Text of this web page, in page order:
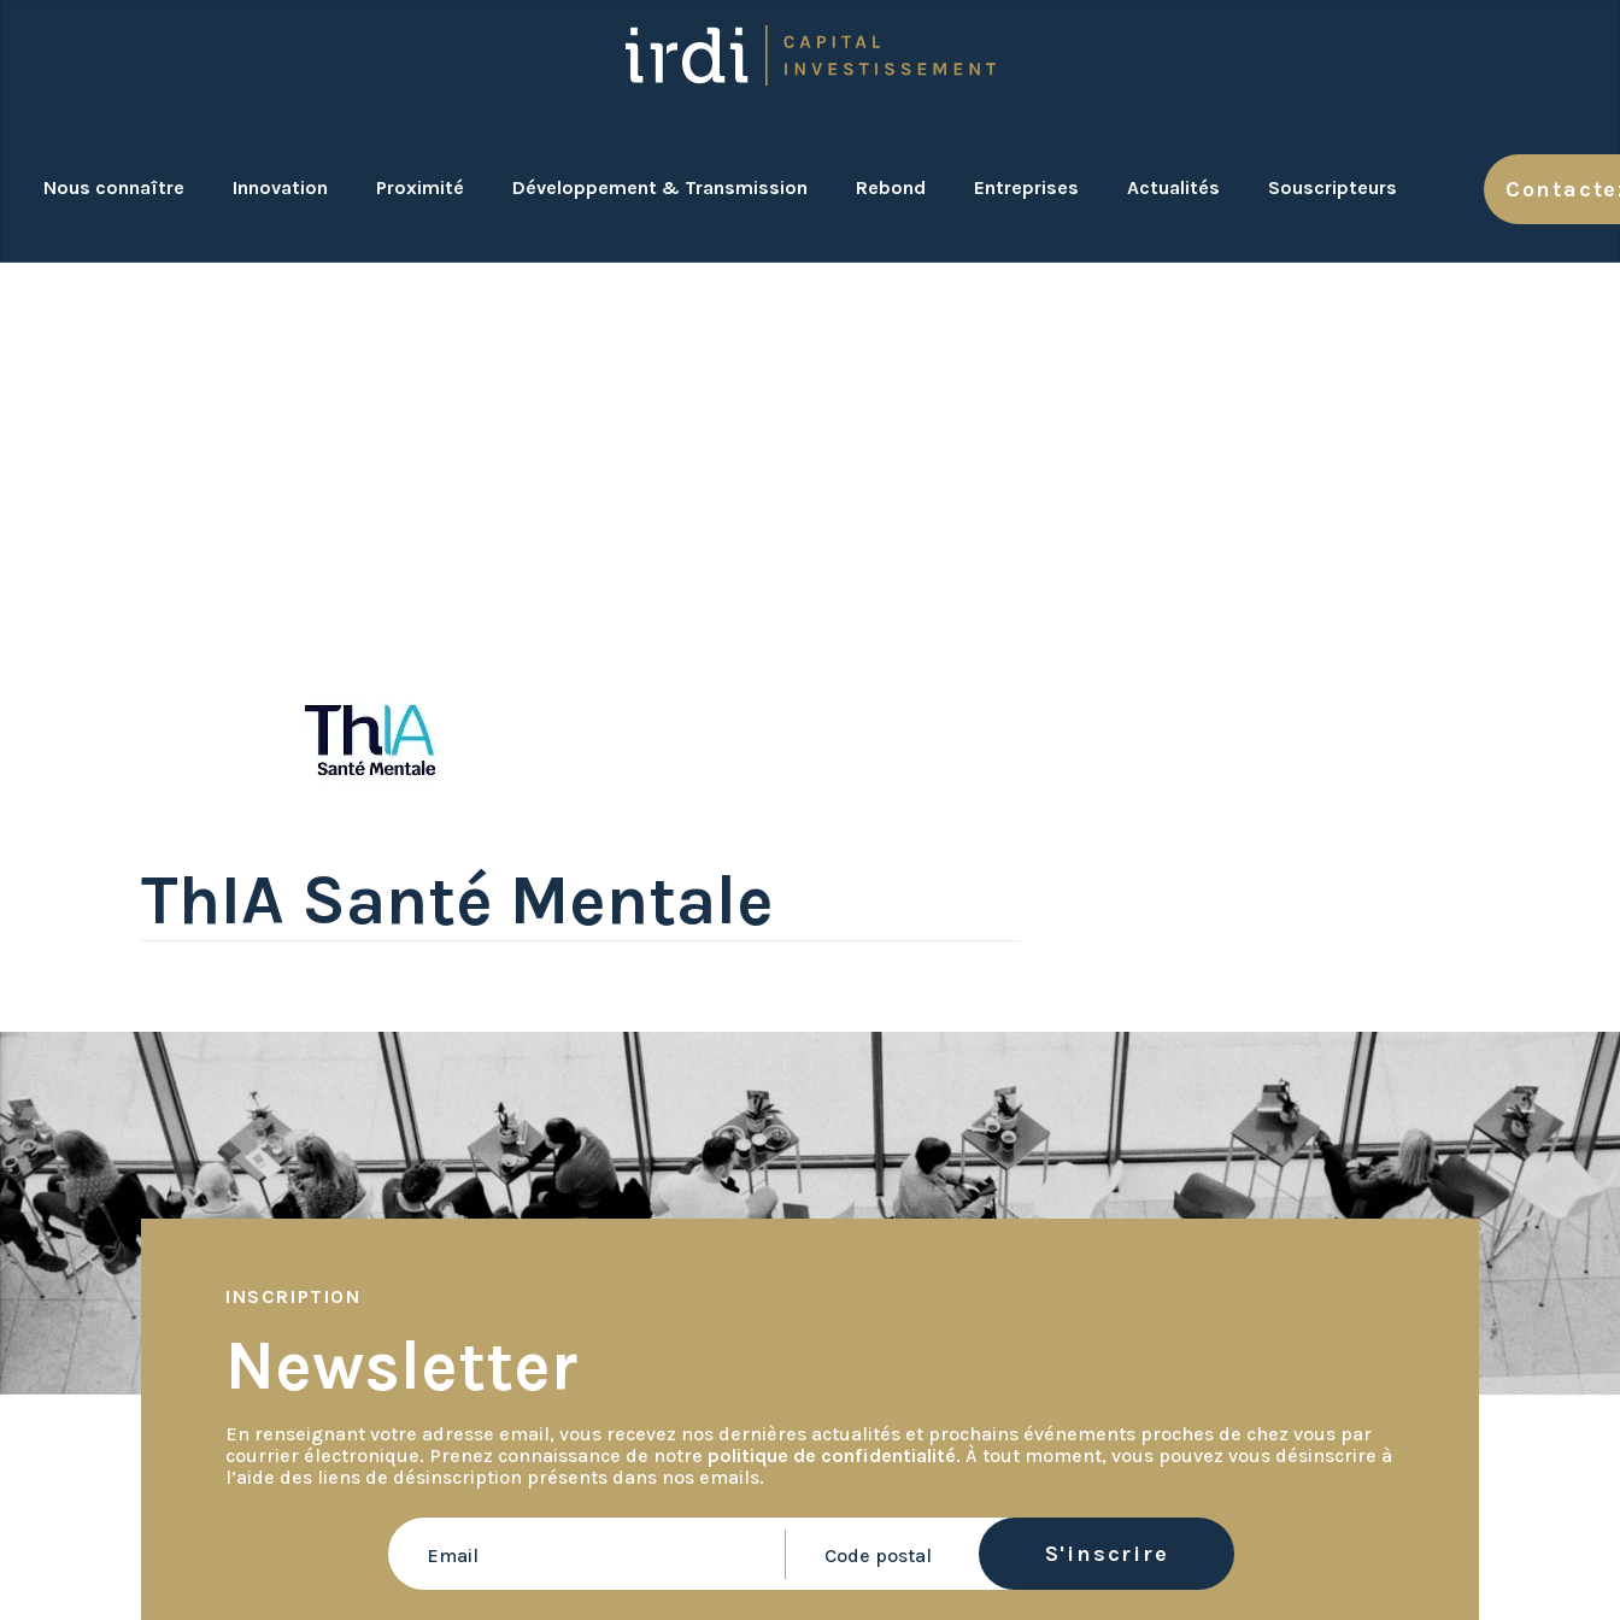
Nous connaître Innovation Proximité Développement & Transmission Rebond Entreprises Actualités Souscripteurs
ThIA Santé Mentale
INSCRIPTION
Newsletter
En renseignant votre adresse email, vous recevez nos dernières actualités et prochains événements proches de chez vous par
courrier électronique. Prenez connaissance de notre politique de confidentialité. À tout moment, vous pouvez vous désinscrire à
l’aide des liens de désinscription présents dans nos emails.